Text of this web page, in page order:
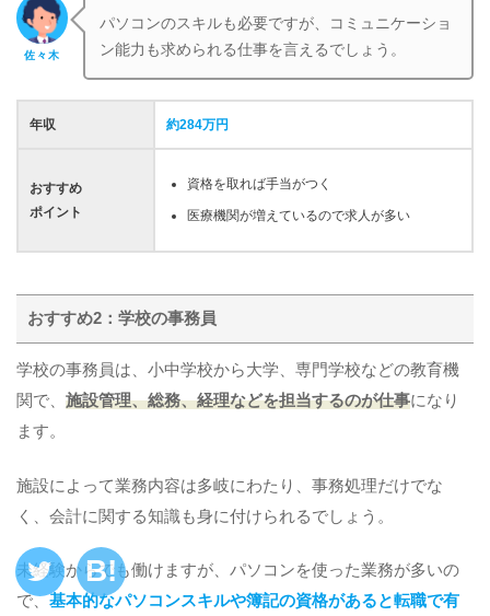
佐々木
パソコンのスキルも必要ですが、コミュニケーショ
ン能力も求められる仕事を言えるでしょう。
年収 約284万円
おすすめ
ポイント
資格を取れば手当がつく
医療機関が増えているので求人が多い
おすすめ2：学校の事務員
学校の事務員は、小中学校から大学、専門学校などの教育機
関で、 施設管理、総務、経理などを担当するのが仕事になり
ます。
施設によって業務内容は多岐にわたり、事務処理だけでな
く、会計に関する知識も身に付けられるでしょう。
未経験からでも働けますが、パソコンを使った業務が多いの
で、基本的なパソコンスキルや簿記の資格があると転職で有